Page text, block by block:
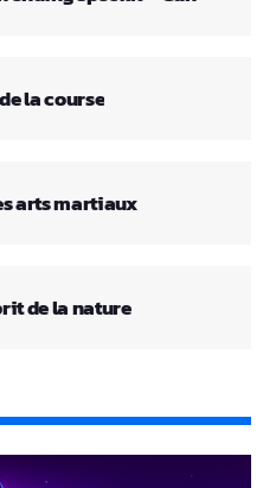
la course
arts martiaux
de la nature